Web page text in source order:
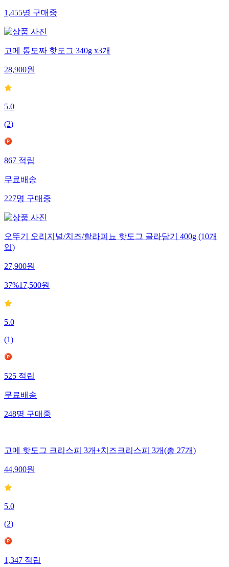
1,455명 구매중
고메 통모짜 핫도그 340g x3개
28,900원
5.0
(2)
867 적립
무료배송
227명 구매중
오뚜기 오리지널/치즈/할라피뇨 핫도그 골라담기 400g (10개
입)
27,900원
37%17,500원
5.0
(1)
525 적립
무료배송
248명 구매중
고메 핫도그 크리스피 3개+치즈크리스피 3개(총 27개)
44,900원
5.0
(2)
1,347적립